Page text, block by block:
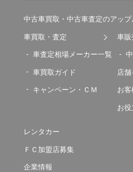
中古車買取・中古車査定のアップ
車買取・査定
車査定相場メーカー一覧
車買取ガイド
キャンペーン・ＣＭ
車販
店
お
お
レンタカー
ＦＣ加盟店募集
企業情報